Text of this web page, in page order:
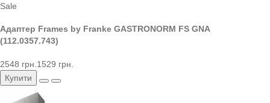
Sale
Адаптер Frames by Franke GASTRONORM FS GNA
(112.0357.743)
2548 грн. 1529 грн.
Купити